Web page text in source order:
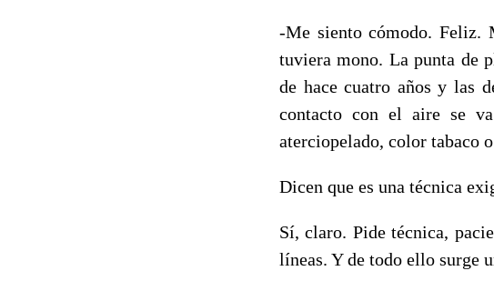
-Me siento cómodo. Feliz.
tuviera mono. La punta de
de hace cuatro años y las
contacto con el aire se
aterciopelado, color tabaco
Dicen que es una técnica
Sí, claro. Pide técnica,
líneas. Y de todo ello surge